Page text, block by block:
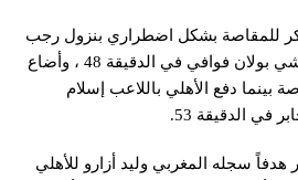
للمقاصة بشكل اضطراري بنزول رجب
عمران على حساب الملجاشي بولان فوافي في الدقيقة 48 ، وأضاع
بينما دفع الأهلي باللاعب إسلام
الدقيقة 53.
سجله المغربي وليد أزارو للأهلي